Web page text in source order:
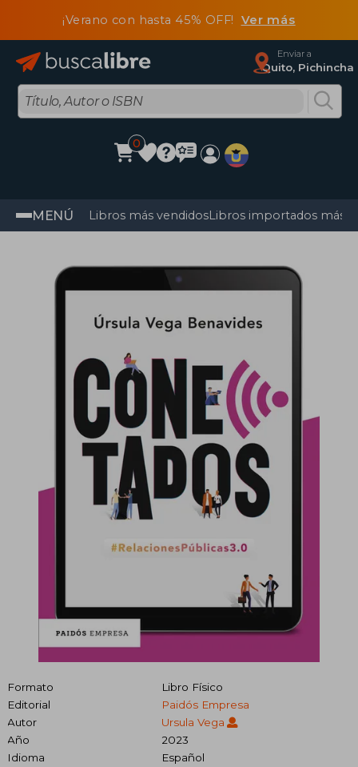
¡Verano con hasta 45% OFF! Ver más
Enviar a
Quito, Pichincha
0
MENÚ Libros más vendidosLibros importados más
Formato
Libro Físico
Editorial
Paidós Empresa
Autor
Ursula Vega
Año
2023
Idioma
Español